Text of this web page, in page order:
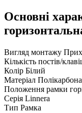
Основні
Вигляд монтажу
Кількість постів/
Колір Білий
Матеріал
Положення рамки
Серія Linnera
Тип Рамка